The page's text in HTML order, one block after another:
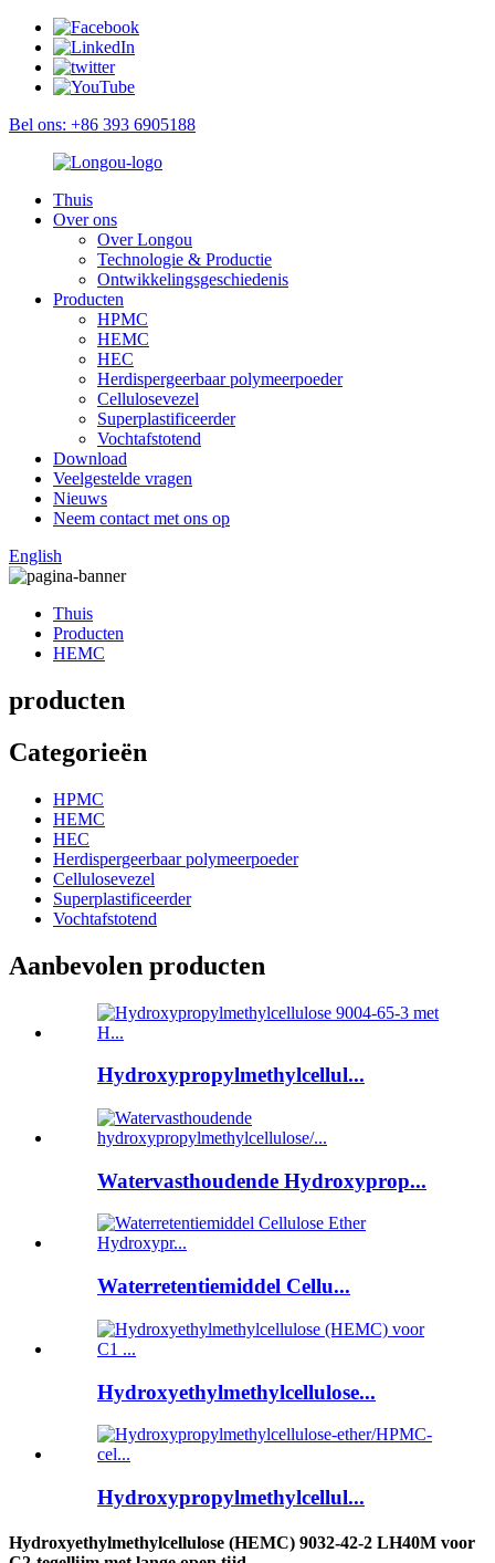
Bel ons: +86 393 6905188
Thuis
Over ons
Over Longou
Technologie & Productie
Ontwikkelingsgeschiedenis
Producten
HPMC
HEMC
HEC
Herdispergeerbaar polymeerpoeder
Cellulosevezel
Superplastificeerder
Vochtafstotend
Download
Veelgestelde vragen
Nieuws
Neem contact met ons op
English
Thuis
Producten
HEMC
producten
Categorieën
HPMC
HEMC
HEC
Herdispergeerbaar polymeerpoeder
Cellulosevezel
Superplastificeerder
Vochtafstotend
Aanbevolen producten
Hydroxypropylmethylcellul...
Watervasthoudende Hydroxyprop...
Waterretentiemiddel Cellu...
Hydroxyethylmethylcellulose...
Hydroxypropylmethylcellul...
Hydroxyethylmethylcellulose (HEMC) 9032-42-2 LH40M voor